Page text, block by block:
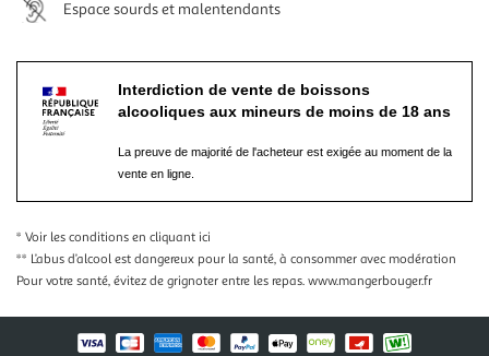
Espace sourds et malentendants
Interdiction de vente de boissons
alcooliques aux mineurs de moins de 18 ans
La preuve de majorité de l'acheteur est exigée au moment de la
vente en ligne.
* Voir les conditions en cliquant ici
** L’abus d’alcool est dangereux pour la santé, à consommer avec modération
Pour votre santé, évitez de grignoter entre les repas. www.mangerbouger.fr